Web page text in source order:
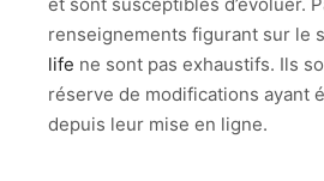
renseignements figurant sur le
life ne sont pas exhaustifs. Ils
réserve de modifications ayant
depuis leur mise en ligne.